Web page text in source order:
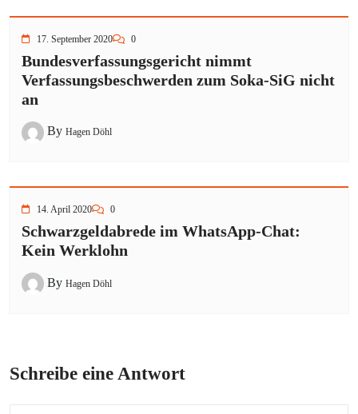
17. September 2020 0
Bundesverfassungsgericht nimmt
Verfassungsbeschwerden zum Soka-SiG nicht
an
By Hagen Döhl
14. April 2020 0
Schwarzgeldabrede im WhatsApp-Chat:
Kein Werklohn
By Hagen Döhl
Schreibe eine Antwort